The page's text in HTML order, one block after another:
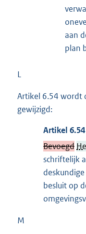
aan
plan
L
Artikel 6.54 wordt
gewijzigd:
Artikel 6.54
Bevoegd
schriftelijk
besluit op
M